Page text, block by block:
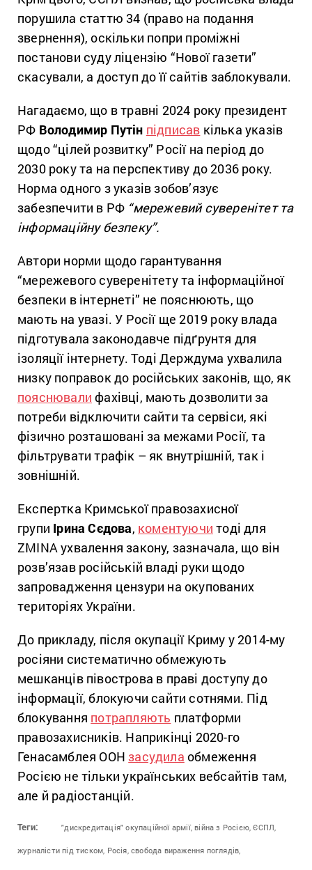
порушила статтю 34 (право на подання
звернення), оскільки попри проміжні
постанови суду ліцензію “Нової газети”
скасували, а доступ до її сайтів заблокували.
Нагадаємо, що в травні 2024 року президент
РФ Володимир Путін підписав кілька указів
щодо “цілей розвитку” Росії на період до
2030 року та на перспективу до 2036 року.
Норма одного з указів зобов’язує
забезпечити в РФ “мережевий суверенітет та
інформаційну безпеку”.
Автори норми щодо гарантування
“мережевого суверенітету та інформаційної
безпеки в інтернеті” не пояснюють, що
мають на увазі. У Росії ще 2019 року влада
підготувала законодавче підґрунтя для
ізоляції інтернету. Тоді Держдума ухвалила
низку поправок до російських законів, що, як
пояснювали фахівці, мають дозволити за
потреби відключити сайти та сервіси, які
фізично розташовані за межами Росії, та
фільтрувати трафік – як внутрішній, так і
зовнішній.
Експертка Кримської правозахисної
групи Ірина Сєдова, коментуючи тоді для
ZMINA ухвалення закону, зазначала, що він
розв’язав російській владі руки щодо
запровадження цензури на окупованих
територіях України.
До прикладу, після окупації Криму у 2014-му
росіяни систематично обмежують
мешканців півострова в праві доступу до
інформації, блокуючи сайти сотнями. Під
блокування потрапляють платформи
правозахисників. Наприкінці 2020-го
Генасамблея ООНзасудила обмеження
Росією не тільки українських вебсайтів там,
але й радіостанцій.
Теги: "дискредитація" окупаційної армії, війна з Росією, ЄСПЛ,
журналісти під тиском, Росія, свобода вираження поглядів,